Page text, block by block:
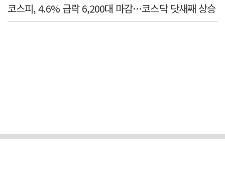
코스피, 4.6% 급락 6,200대 마감…코스닥 닷새째 상승